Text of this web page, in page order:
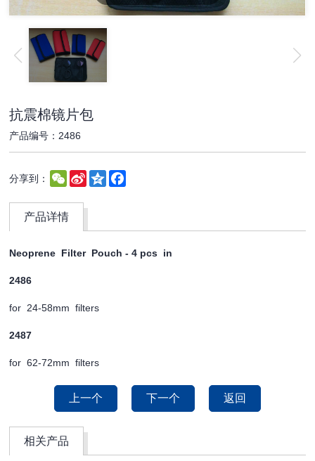
抗震棉镜片包
产品编号：2486
分享到： WeChat
Sina
Weibo
Qzone
产品详情
Neoprene Filter Pouch - 4 pcs in
2486
for 24-58mm filters
2487
for 62-72mm filters
上一个 下一个 返回
相关产品